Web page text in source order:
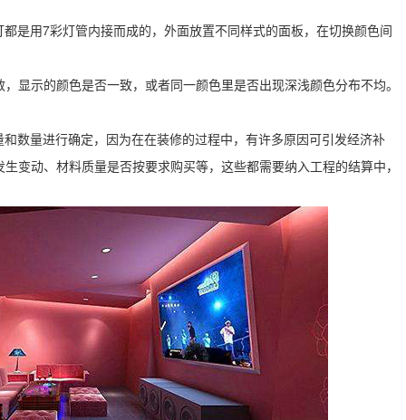
是用7彩灯管内接而成的，外面放置不同样式的面板，在切换颜色间
显示的颜色是否一致，或者同一颜色里是否出现深浅颜色分布不均。
数量进行确定，因为在在装修的过程中，有许多原因可引发经济补
变动、材料质量是否按要求购买等，这些都需要纳入工程的结算中，